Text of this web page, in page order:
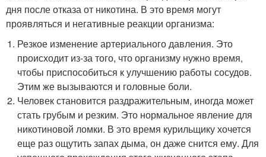
дня после отказа от никотина. В это время могут
проявляться и негативные реакции организма:
Резкое изменение артериального давления. Это
происходит из-за того, что организму нужно время,
чтобы приспособиться к улучшению работы сосудов.
Этим же вызываются и головные боли.
Человек становится раздражительным, иногда может
стать грубым и резким. Это нормальное явление для
никотиновой ломки. В это время курильщику хочется
еще раз ощутить запах дыма, он даже снится ему. Для